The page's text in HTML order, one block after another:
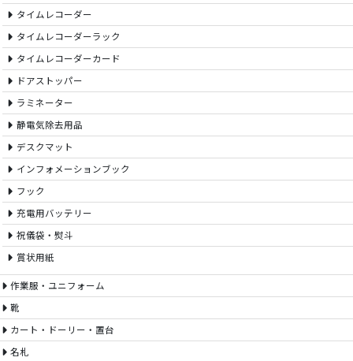
タイムレコーダー
タイムレコーダーラック
タイムレコーダーカード
ドアストッパー
ラミネーター
静電気除去用品
デスクマット
インフォメーションブック
フック
充電用バッテリー
祝儀袋・熨斗
賞状用紙
作業服・ユニフォーム
靴
カート・ドーリー・置台
名札